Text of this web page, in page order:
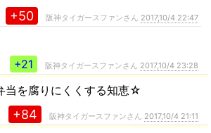
+50 阪神タイガースファンさん 2017,10/4 22:47
+21 阪神タイガースファンさん 2017,10/4 23:28
当を腐りにくくする知恵☆
+84 阪神タイガースファンさん 2017,10/4 21:11